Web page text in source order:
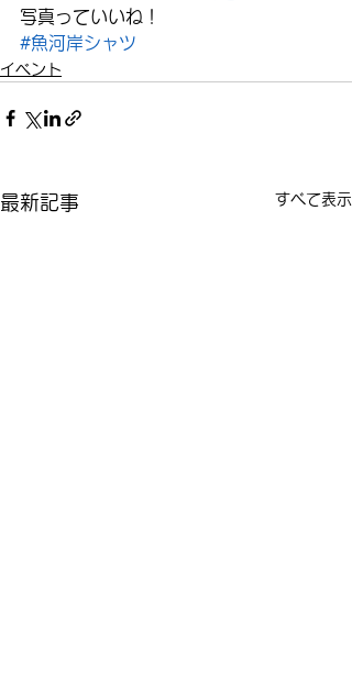
写真っていいね！
#魚河岸シャツ
イベント
最新記事 すべて表示